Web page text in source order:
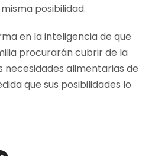
posibilidad.
en la inteligencia de que
procurarán cubrir de la
necesidades alimentarias de
que sus posibilidades lo